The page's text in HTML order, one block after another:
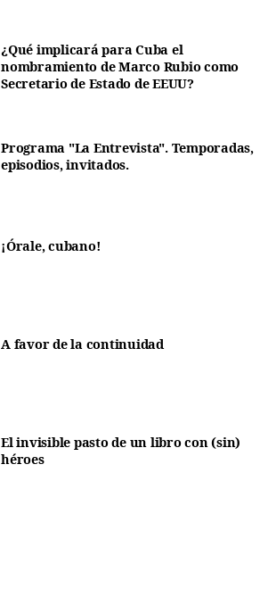
¿Qué implicará para Cuba el
nombramiento de Marco Rubio como
Secretario de Estado de EEUU?
Programa "La Entrevista". Temporadas,
episodios, invitados.
¡Órale, cubano!
A favor de la continuidad
El invisible pasto de un libro con (sin)
héroes